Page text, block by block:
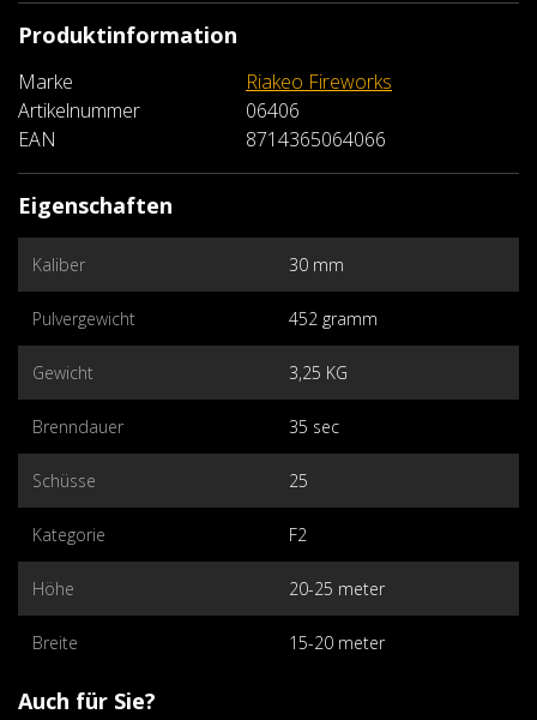
Produktinformation
Marke
Riakeo Fireworks
Artikelnummer
06406
EAN
8714365064066
Eigenschaften
Kaliber 30 mm
Pulvergewicht 452 gramm
Gewicht 3,25 KG
Brenndauer 35 sec
Schüsse 25
Kategorie F2
Höhe 20-25 meter
Breite 15-20 meter
Auch für Sie?